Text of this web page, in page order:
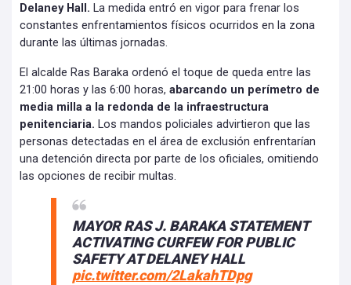
Delaney Hall. La medida entró en vigor para frenar los
constantes enfrentamientos físicos ocurridos en la zona
durante las últimas jornadas.
El alcalde Ras Baraka ordenó el toque de queda entre las
21:00 horas y las 6:00 horas, abarcando un perímetro de
media milla a la redonda de la infraestructura
penitenciaria. Los mandos policiales advirtieron que las
personas detectadas en el área de exclusión enfrentarían
una detención directa por parte de los oficiales, omitiendo
las opciones de recibir multas.
MAYOR RAS J. BARAKA STATEMENT
ACTIVATING CURFEW FOR PUBLIC
SAFETY AT DELANEY HALL
pic.twitter.com/2LakahTDpg